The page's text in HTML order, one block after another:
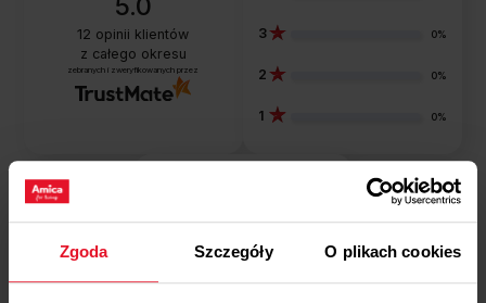
Zgoda Szczegóły O plikach cookies
12 opinii klientów
z całego okresu
zebranych i zweryfikowanych przez
3 0%
2 0%
1 0%
Dodaj opinię